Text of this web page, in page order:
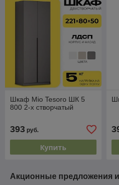
Шкаф Mio Tesoro ШК 5
800 2-х створчатый
393 руб.
Купить
Акционные предложения